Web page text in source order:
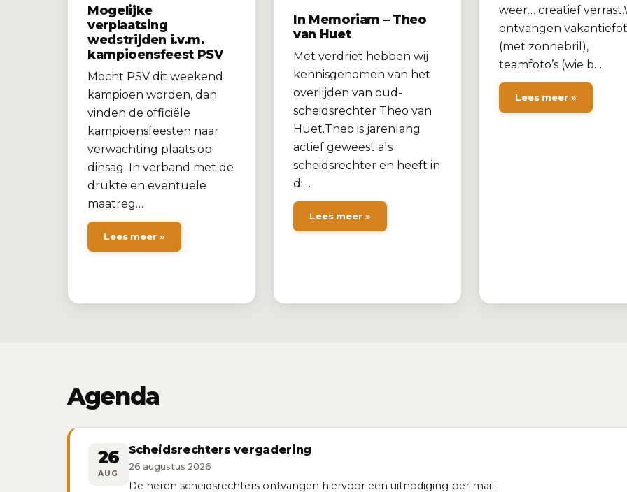
Mogelijke
verplaatsing
wedstrijden i.v.m.
kampioensfeest PSV
Mocht PSV dit weekend
kampioen worden, dan
vinden de officiële
kampioensfeesten naar
verwachting plaats op
dinsag. In verband met de
drukte en eventuele
maatreg…
Lees meer »
In Memoriam – Theo
van Huet
Met verdriet hebben wij
kennisgenomen van het
overlijden van oud-
scheidsrechter Theo van
Huet.Theo is jarenlang
actief geweest als
scheidsrechter en heeft in
di…
Lees meer »
weer… creatief
ontvangen
(met zonnebril),
teamfoto’s (wie b…
Lees meer »
Agenda
26
AUG
Scheidsrechters vergadering
26 augustus 2026
De heren scheidsrechters ontvangen hiervoor een uitnodiging per mail.